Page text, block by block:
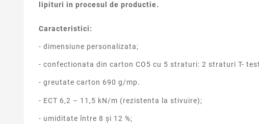
lipituri in procesul de productie.
Caracteristici:
- dimensiune personalizata;
- confectionata din carton CO5 cu 5 straturi: 2 straturi T-
- greutate carton 690 g/mp.
- ECT 6,2 – 11,5 kN/m (rezistenta la stivuire);
- umiditate între 8 şi 12 %;